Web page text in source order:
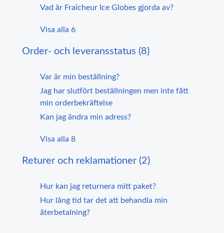
Vad är Fraîcheur Ice Globes gjorda av?
Visa alla 6
Order- och leveransstatus (8)
Var är min beställning?
Jag har slutfört beställningen men inte fått
min orderbekräftelse
Kan jag ändra min adress?
Visa alla 8
Returer och reklamationer (2)
Hur kan jag returnera mitt paket?
Hur lång tid tar det att behandla min
återbetalning?